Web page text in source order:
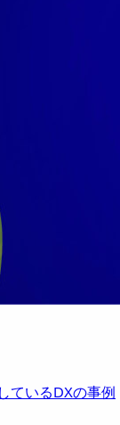
ているDXの事例